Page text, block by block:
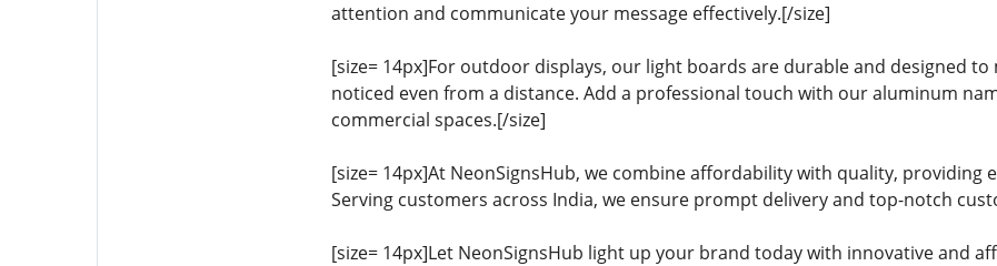
attention and communicate your message effectively.[/size]
[size= 14px]For outdoor displays, our light boards are durable and designed
noticed even from a distance. Add a professional touch with our aluminum
commercial spaces.[/size]
[size= 14px]At NeonSignsHub, we combine affordability with quality,
Serving customers across India, we ensure prompt delivery and top-notch
[size= 14px]Let NeonSignsHub light up your brand today with innovative and